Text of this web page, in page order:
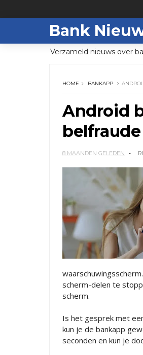
Bank
Verzameld nieuws over
HOME BANKAPP
Android
belfraude
8 MAANDEN GELEDEN
scherm-delen te
scherm.
Is het gesprek met
kun je de bankapp
seconden en kun je